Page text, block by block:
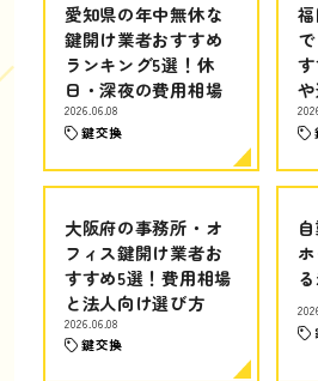
愛知県の年中無休な
鍵開け業者おすすめ
ランキング5選！休
日・深夜の費用相場
2026.06.08
鍵交換
大阪府の事務所・オ
フィス鍵開け業者お
すすめ5選！費用相場
と法人向け選び方
2026.06.08
鍵交換